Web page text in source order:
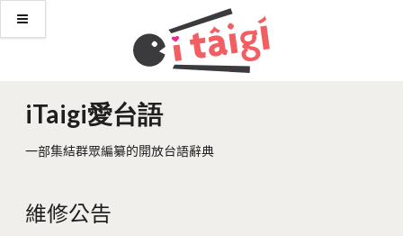
iTaigi愛台語
一部集結群眾編纂的開放台語辭典
維修公告